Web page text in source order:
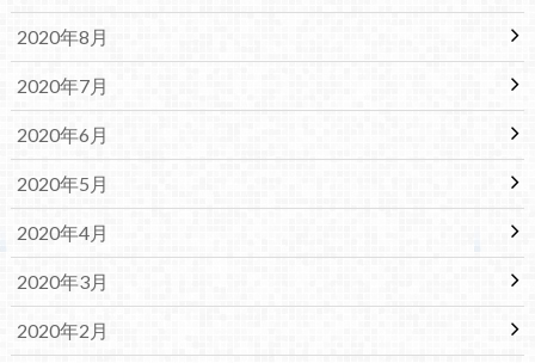
2020年8月
2020年7月
2020年6月
2020年5月
2020年4月
2020年3月
2020年2月